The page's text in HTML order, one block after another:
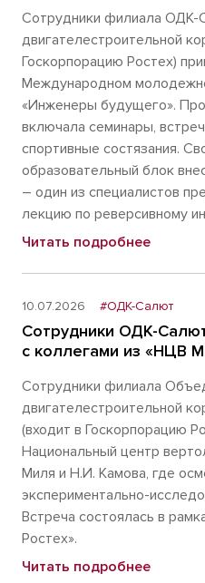
Сотрудники филиала
двигателестроительной
Госкорпорацию Ростех)
Международном
«Инженеры будущего».
включала семинары,
спортивные состязания.
образовательный блок
– один из специалистов
лекцию по реверсивному
Читать подробнее
10.07.2026 #ОДК-Салют
Сотрудники ОДК-
с коллегами из «НЦВ
Сотрудники филиала
двигателестроительной
(входит в Госкорпорацию
Национальный центр
Миля и Н.И. Камова, где
экспериментально-
Встреча состоялась в
Ростех».
Читать подробнее